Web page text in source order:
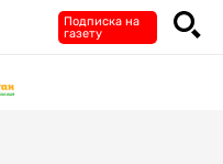
Подписка на
газету